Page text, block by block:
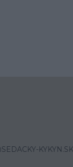
KYKYN.SK